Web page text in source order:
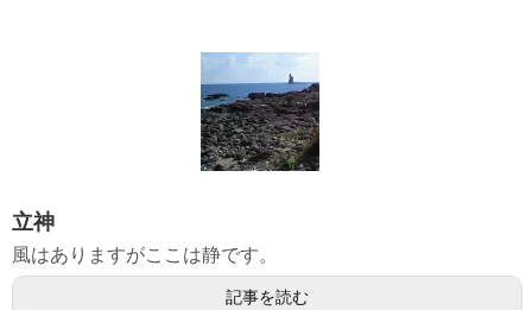
立神
風はありますがここは静です。
記事を読む